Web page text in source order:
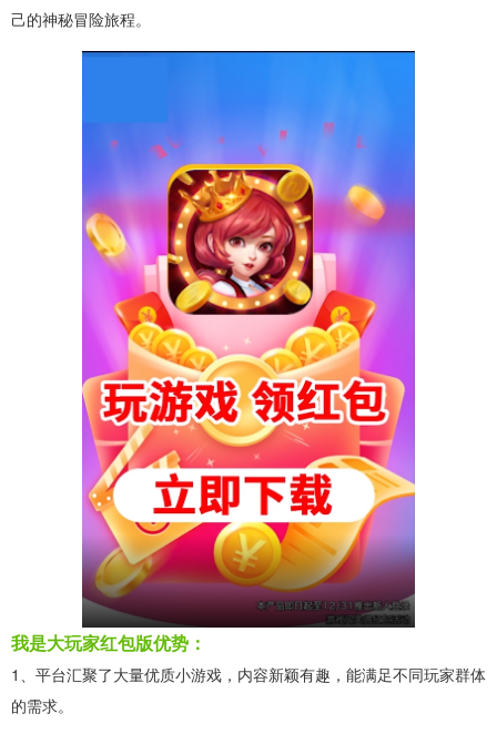
己的神秘冒险旅程。
我是大玩家红包版优势：
1、平台汇聚了大量优质小游戏，内容新颖有趣，能满足不同玩家群体
的需求。